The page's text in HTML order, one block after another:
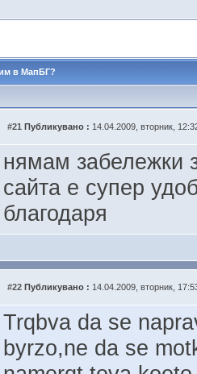
в МапБГ?
#21 Публикувано : 14.04.2009, вторник,
нямам забележки
сайта е супер
благодаря
#22 Публикувано : 14.04.2009, вторник,
Trqbva da se
byrzo,ne da se